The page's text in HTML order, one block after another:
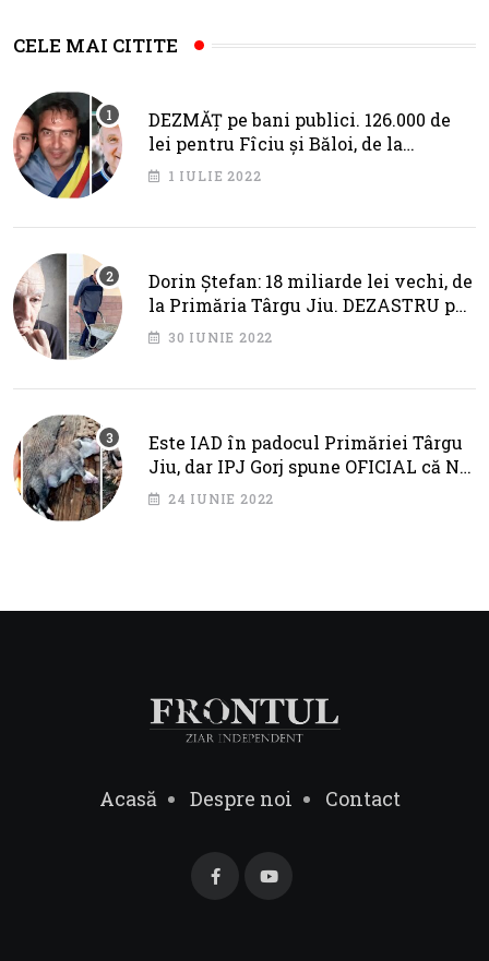
CELE MAI CITITE
DEZMĂȚ pe bani publici. 126.000 de
lei pentru Fîciu și Băloi, de la
primarul Cotojman
1 IULIE 2022
Dorin Ștefan: 18 miliarde lei vechi, de
la Primăria Târgu Jiu. DEZASTRU pe
AXA BRÂNCUȘI
30 IUNIE 2022
Este IAD în padocul Primăriei Târgu
Jiu, dar IPJ Gorj spune OFICIAL că NU
SUNT PROBLEME!
24 IUNIE 2022
Acasă Despre noi Contact